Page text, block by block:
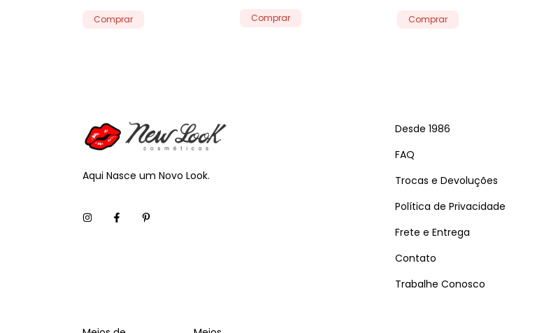
Comprar Comprar Comprar
Aqui Nasce um Novo Look.
Desde 1986
FAQ
Trocas e Devoluções
Política de Privacidade
Frete e Entrega
Contato
Trabalhe Conosco